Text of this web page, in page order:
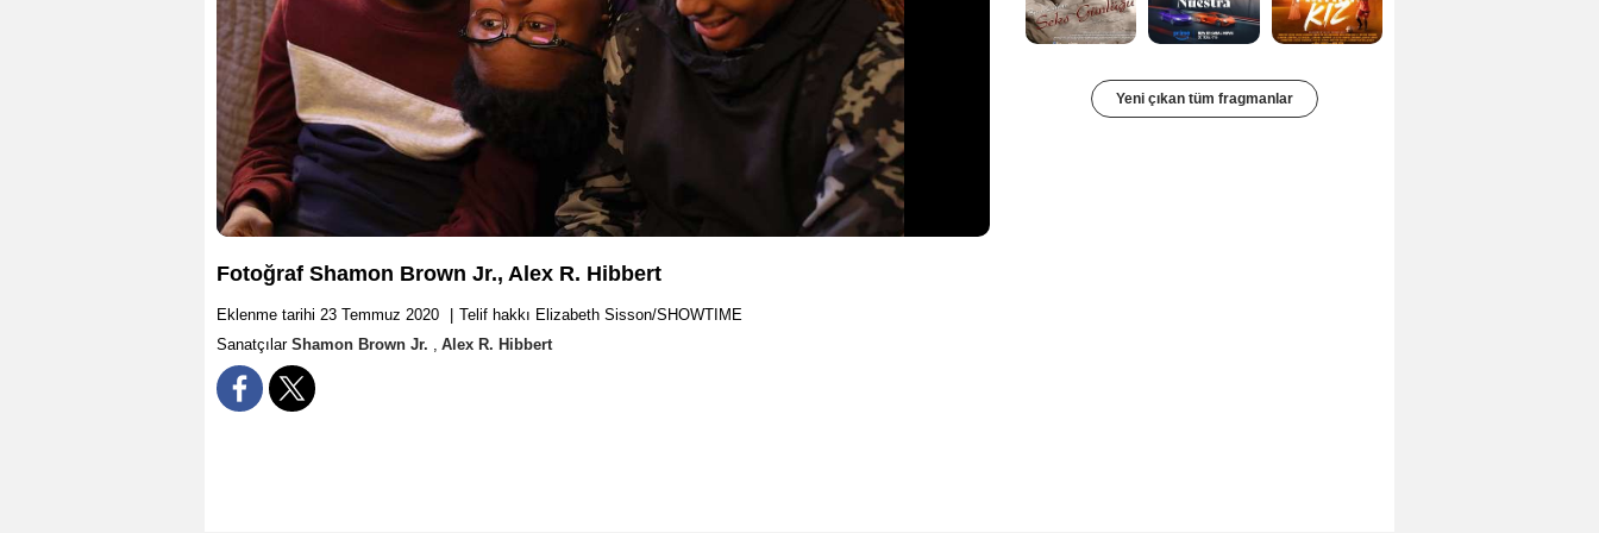
Fotoğraf Shamon Brown Jr., Alex R. Hibbert
Eklenme tarihi 23 Temmuz 2020
Telif hakkı Elizabeth Sisson/SHOWTIME
Sanatçılar Shamon Brown Jr. , Alex R. Hibbert
Yeni çıkan tüm fragmanlar